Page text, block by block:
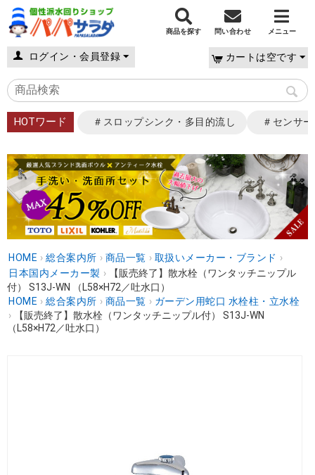
商品を探す 問い合わせ メニュー
ログイン・会員登録 カートは空です
HOTワード ＃スロップシンク・多目的流し ＃センサ
HOME › 総合案内所 › 商品一覧 › 取扱いメーカー・ブランド ›
日本国内メーカー製 ›
【販売終了】散水栓（ワンタッチニップル
付） S13J-WN （L58×H72／吐水口）
HOME › 総合案内所 › 商品一覧 › ガーデン用蛇口 水栓柱・立水栓
›
【販売終了】散水栓（ワンタッチニップル付） S13J-WN
（L58×H72／吐水口）